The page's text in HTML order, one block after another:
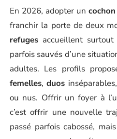
En 2026, adopter un
franchir la porte de deux
refuges accueillent surtout
parfois sauvés d’une
adultes. Les profils
femelles,duos
ou nus. Offrir un foyer à
c’est offrir une nouvelle
passé parfois cabossé,